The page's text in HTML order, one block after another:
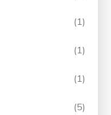
(1)
(1)
(1)
(5)